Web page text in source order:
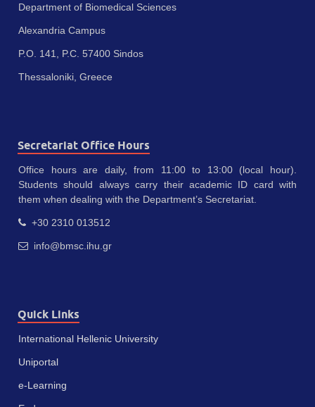
Department of Biomedical Sciences
Alexandria Campus
P.O. 141, P.C. 57400 Sindos
Thessaloniki, Greece
Secretariat Office Hours
Office hours are daily, from 11:00 to 13:00 (local hour).
Students should always carry their academic ID card with
them when dealing with the Department’s Secretariat.
+30 2310 013512
info@bmsc.ihu.gr
Quick Links
International Hellenic University
Uniportal
e-Learning